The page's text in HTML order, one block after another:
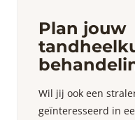
Plan jouw
Wil jij ook een
geïnteresseerd in